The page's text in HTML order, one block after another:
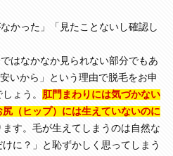
かった」「見たことないし確認し
はなかなか見られない部分でもあ
いから」という理由で脱毛をお申
ょう。 肛門まわりには気づかない
（ヒップ）には生えていないのに
ます。毛が生えてしまうのは自然な
に？」と恥ずかしく思ってしまう